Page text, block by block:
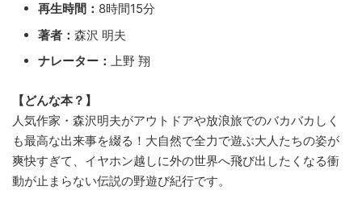
再生時間： 8時間15分
著者： 森沢 明夫
ナレーター： 上野 翔
【どんな本？】
人気作家・森沢明夫がアウトドアや放浪旅でのバカバカしく
も最高な出来事を綴る！大自然で全力で遊ぶ大人たちの姿が
爽快すぎて、イヤホン越しに外の世界へ飛び出したくなる衝
動が止まらない伝説の野遊び紀行です。